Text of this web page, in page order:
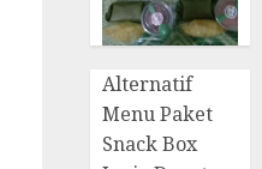
Alternatif
Menu Paket
Snack Box